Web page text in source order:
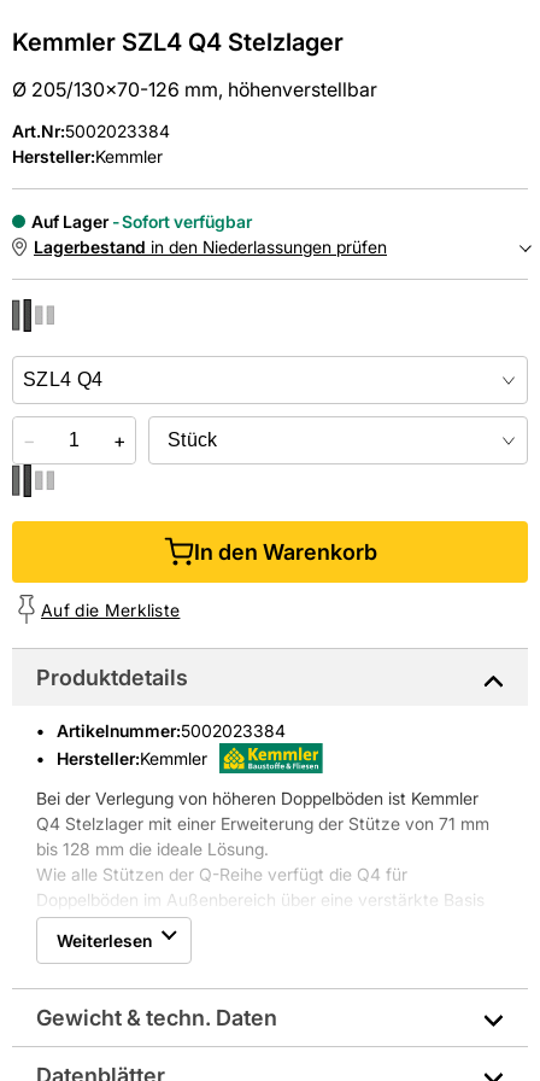
Kemmler SZL4 Q4 Stelzlager
Ø 205/130x70-126 mm, höhenverstellbar
Art.Nr:5002023384
Hersteller:Kemmler
Auf Lager
Sofort verfügbar
Lagerbestand in den Niederlassungen prüfen
Online kaufen &
− +
In den Warenkorb
Auf die Merkliste
Produktdetails
Artikelnummer:5002023384
Hersteller:Kemmler
Bei der Verlegung von höheren Doppelböden ist Kemmler
Q4 Stelzlager mit einer Erweiterung der Stütze von 71 mm
bis 128 mm die ideale Lösung.
Wie alle Stützen der Q-Reihe verfügt die Q4 für
Doppelböden im Außenbereich über eine verstärkte Basis
und einen sehr großen Schraubendurchmesser: Dank dieser
Eigenschaften können Tragfähigkeiten erreicht werden, die
Gewicht des Doppelbodens, der Personen und der Möbel
trägt, die auf dem Boden aufgestellt sind.
Zubehör Stelzlager:
Weiterlesen
Gewicht & techn. Daten
Datenblätter